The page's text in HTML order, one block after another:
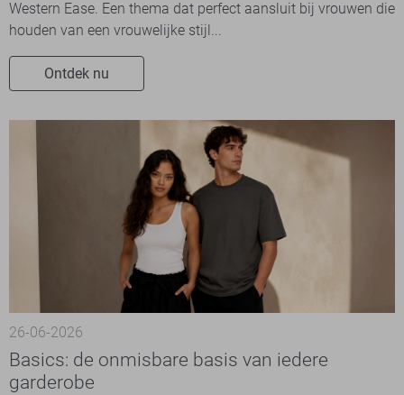
Western Ease. Een thema dat perfect aansluit bij vrouwen die
houden van een vrouwelijke stijl...
Ontdek nu
26-06-2026
Basics: de onmisbare basis van iedere
garderobe